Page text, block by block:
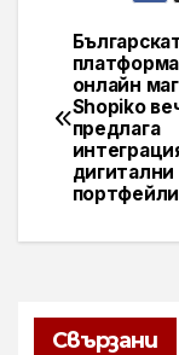
онлайн
Shopiko
предлага
дигитални
портфейли
Свързани